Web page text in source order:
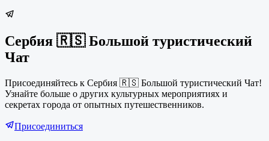
Сербия 🇷🇸 Большой туристический
Чат
Присоединяйтесь к Сербия 🇷🇸 Большой туристический Чат!
Узнайте больше о других культурных мероприятиях и
секретах города от опытных путешественников.
Присоединиться